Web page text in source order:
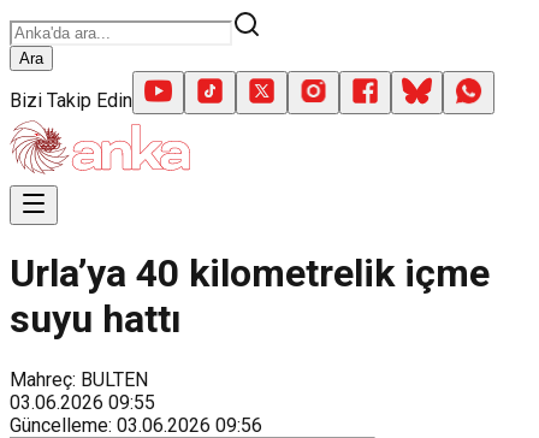
Ara
Bizi Takip Edin
Urla’ya 40 kilometrelik içme
suyu hattı
Mahreç: BULTEN
03.06.2026 09:55
Güncelleme: 03.06.2026 09:56